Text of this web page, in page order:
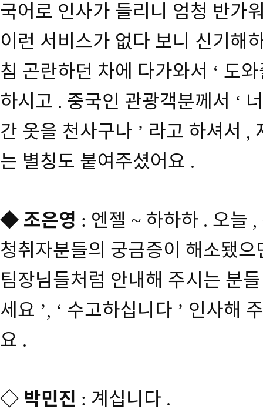
국어로 인사가 들리니 엄청 반가
이런 서비스가 없다 보니 신기해
침 곤란하던 차에 다가와서 ‘ 도
하시고 . 중국인 관광객분께서 ‘
간 옷을 천사구나 ’ 라고 하셔서 ,
는 별칭도 붙여주셨어요 .
◆ 조은영 : 엔젤 ~ 하하하 . 오늘 ,
청취자분들의 궁금증이 해소됐으
팀장님들처럼 안내해 주시는 분
세요 ’, ‘ 수고하십니다 ’ 인사해
요 .
◇ 박민진 : 계십니다 .